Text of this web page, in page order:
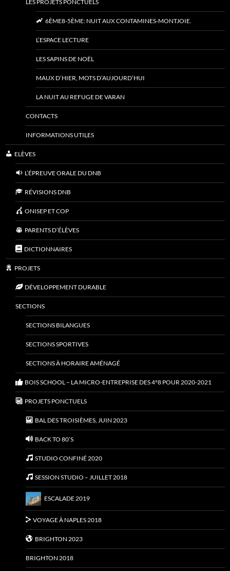
LES PROJETS PONCTUELS
6ÈME8-5ÈME: NUIT AUX CONTAMINES-MONTJOIE.
L’ESPACE LECTURE
LES SAPINS DE NOËL
MAUX D’HIER, MOTS D’AUJOURD’HUI
LA NUIT AU REFUGE DE VARAN
CONTACTS
INFORMATIONS UTILES
ELÈVES
L’ÉPREUVE ORALE DU DNB
RÉVISIONS DNB
ONISEP ET COP
PARENTS D’ÉLÈVES
DICTIONNAIRES
PROJETS
DÉVELOPPEMENT DURABLE
SECTIONS
SECTIONS BILANGUES
SECTIONS SPORTIVES
SECTIONS À HORAIRE AMÉNAGÉ
BOIS SCHOOL – LA MICRO-ENTREPRISE DES 4°8 POUR 2020-2021
PROJETS PONCTUELS
BAL DES TROISIÈMES, JUIN 2023
BACK TO 80’S
STUDIO CONFINÉ 2020
SESSION STUDIO – JUILLET 2018
ESCALADE 2019
VOYAGE À NAPLES 2018
BRIGHTON 2023
BRIGHTON 2018